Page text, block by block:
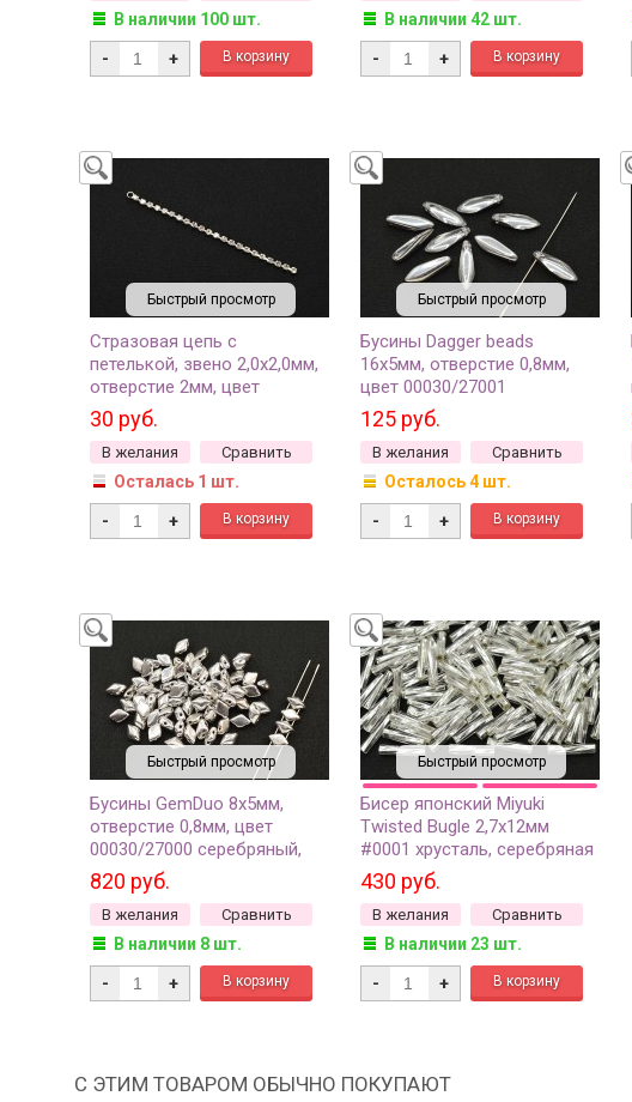
В наличии 100 шт.
- +
В наличии 42 шт.
- +
Быстрый просмотр
Стразовая цепь с
петелькой, звено 2,0х2,0мм,
отверстие 2мм, цвет
прозрачный/серебро,
латунь, 47-034, 6,5см (около
22 страз)
30 руб.
В желания Сравнить
Осталась 1 шт.
- +
Быстрый просмотр
Бусины Dagger beads
16х5мм, отверстие 0,8мм,
цвет 00030/27001
прозрачный/серебряное
напыление, 736-137, 10шт
125 руб.
В желания Сравнить
Осталось 4 шт.
- +
Быстрый просмотр
Бусины GemDuo 8х5мм,
отверстие 0,8мм, цвет
00030/27000 серебряный,
709-156, 10г (около 64шт)
820 руб.
В желания Сравнить
В наличии 8 шт.
- +
Быстрый просмотр
Бисер японский Miyuki
Twisted Bugle 2,7х12мм
#0001 хрусталь, серебряная
линия внутри, 1 упаковка
(около 13 грамм)
430 руб.
В желания Сравнить
В наличии 23 шт.
- +
С ЭТИМ ТОВАРОМ ОБЫЧНО ПОКУПАЮТ